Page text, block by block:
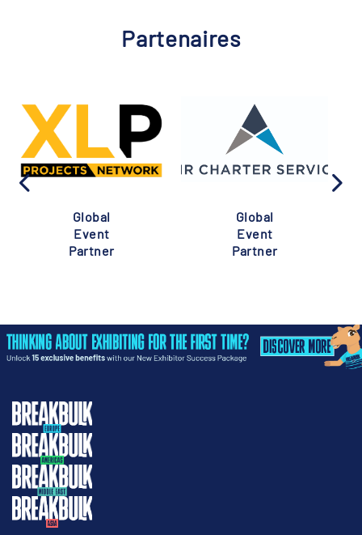
Partenaires
Global
Event
Partner
Global
Event
Partner